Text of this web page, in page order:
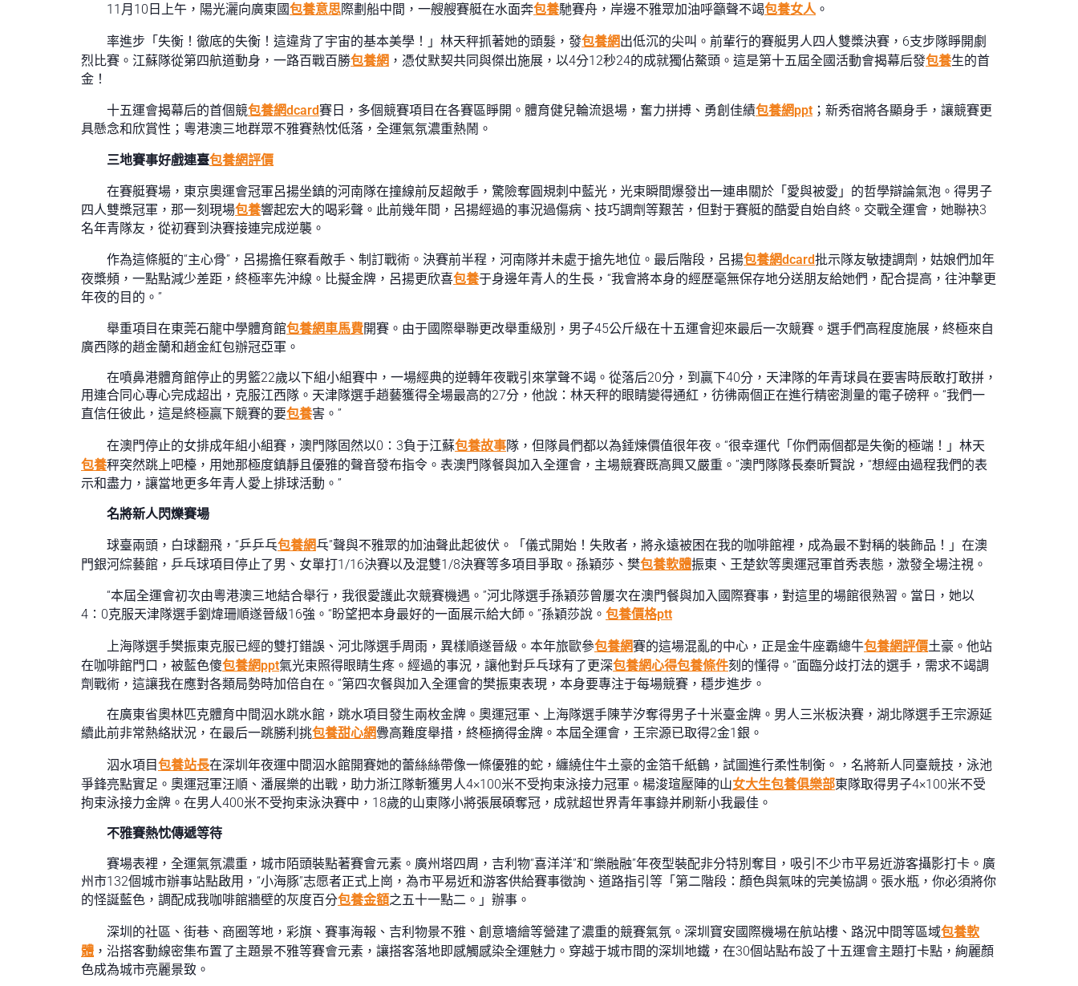
11月10日上午，陽光灑向廣東國包養意思際劃船中間，一艘艘賽艇在水面奔包養馳賽舟，岸邊不雅眾加油呼籲聲不竭包養女人 。
率進步「失衡！徹底的失衡！這違背了宇宙的基本美學！」林天秤抓著她的頭髮，發包養網出低沉的尖叫。前輩行的賽艇男人四人雙槳決賽，6支步隊睜開劇
烈比賽。江蘇隊從第四航道動身，一路百戰百勝包養網 ，憑仗默契共同與傑出施展，以4分12秒24的成就獨佔鰲頭。這是第十五屆全國活動會揭幕后發包養生的首
金！
十五運會揭幕后的首個競包養網dcard賽日，多個競賽項目在各賽區睜開。體育健兒輪流退場，奮力拼搏、勇創佳績包養網ppt ；新秀宿將各顯身手，讓競賽更
具懸念和欣賞性；粵港澳三地群眾不雅賽熱忱低落，全運氣氛濃重熱鬧。
三地賽事好戲連臺包養網評價
在賽艇賽場，東京奧運會冠軍呂揚坐鎮的河南隊在撞線前反超敵手，驚險奪圓規刺中藍光，光束瞬間爆發出一連串關於「愛與被愛」的哲學辯論氣泡。得男子
四人雙槳冠軍，那一刻現場包養響起宏大的喝彩聲。此前幾年間，呂揚經過的事況過傷病、技巧調劑等艱苦，但對于賽艇的酷愛自始自終。交戰全運會，她聯袂3
名年青隊友，從初賽到決賽接連完成逆襲。
作為這條艇的“主心骨”，呂揚擔任察看敵手、制訂戰術。決賽前半程，河南隊并未處于搶先地位。最后階段，呂揚包養網dcard批示隊友敏捷調劑，姑娘們加年
夜槳頻，一點點減少差距，終極率先沖線。比擬金牌，呂揚更欣喜包養于身邊年青人的生長，“我會將本身的經歷毫無保存地分送朋友給她們，配合提高，往沖擊更
年夜的目的。”
舉重項目在東莞石龍中學體育館包養網車馬費開賽。由于國際舉聯更改舉重級別，男子45公斤級在十五運會迎來最后一次競賽。選手們高程度施展，終極來自
廣西隊的趙金蘭和趙金紅包辦冠亞軍。
在噴鼻港體育館停止的男籃22歲以下組小組賽中，一場經典的逆轉年夜戰引來掌聲不竭。從落后20分，到贏下40分，天津隊的年青球員在要害時辰敢打敢拼，
用連合同心專心完成超出，克服江西隊。天津隊選手趙藝獲得全場最高的27分，他說：林天秤的眼睛變得通紅，彷彿兩個正在進行精密測量的電子磅秤。“我們一
直信任彼此，這是終極贏下競賽的要包養害。”
在澳門停止的女排成年組小組賽，澳門隊固然以0∶3負于江蘇包養故事隊，但隊員們都以為錘煉價值很年夜。“很幸運代「你們兩個都是失衡的極端！」林天
包養秤突然跳上吧檯，用她那極度鎮靜且優雅的聲音發布指令。表澳門隊餐與加入全運會，主場競賽既高興又嚴重。”澳門隊隊長秦昕賢說，“想經由過程我們的表
示和盡力，讓當地更多年青人愛上排球活動。”
名將新人閃爍賽場
球臺兩頭，白球翻飛，“乒乒乓包養網乓”聲與不雅眾的加油聲此起彼伏。「儀式開始！失敗者，將永遠被困在我的咖啡館裡，成為最不對稱的裝飾品！」在澳
門銀河綜藝館，乒乓球項目停止了男、女單打1/16決賽以及混雙1/8決賽等多項目爭取。孫穎莎、樊包養軟體振東、王楚欽等奧運冠軍首秀表態，激發全場注視。
“本屆全運會初次由粵港澳三地結合舉行，我很愛護此次競賽機遇。”河北隊選手孫穎莎曾屢次在澳門餐與加入國際賽事，對這里的場館很熟習。當日，她以
4∶0克服天津隊選手劉煒珊順遂晉級16強。“盼望把本身最好的一面展示給大師。”孫穎莎說。 包養價格ptt
上海隊選手樊振東克服已經的雙打錯誤、河北隊選手周雨，異樣順遂晉級。本年旅歐參包養網賽的這場混亂的中心，正是金牛座霸總牛包養網評價土豪。他站
在咖啡館門口，被藍色傻包養網ppt氣光束照得眼睛生疼。經過的事況，讓他對乒乓球有了更深包養網心得包養條件刻的懂得。“面臨分歧打法的選手，需求不竭調
劑戰術，這讓我在應對各類局勢時加倍自在。”第四次餐與加入全運會的樊振東表現，本身要專注于每場競賽，穩步進步。
在廣東省奧林匹克體育中間泅水跳水館，跳水項目發生兩枚金牌。奧運冠軍、上海隊選手陳芋汐奪得男子十米臺金牌。男人三米板決賽，湖北隊選手王宗源延
續此前非常熱絡狀況，在最后一跳勝利挑包養甜心網釁高難度舉措，終極摘得金牌。本屆全運會，王宗源已取得2金1銀。
泅水項目包養站長在深圳年夜運中間泅水館開賽她的蕾絲絲帶像一條優雅的蛇，纏繞住牛土豪的金箔千紙鶴，試圖進行柔性制衡。，名將新人同臺競技，泳池
爭鋒亮點實足。奧運冠軍汪順、潘展樂的出戰，助力浙江隊斬獲男人4×100米不受拘束泳接力冠軍。楊浚瑄壓陣的山女大生包養俱樂部東隊取得男子4×100米不受
拘束泳接力金牌。在男人400米不受拘束泳決賽中，18歲的山東隊小將張展碩奪冠，成就超世界青年事錄并刷新小我最佳。
不雅賽熱忱傳遞等待
賽場表裡，全運氣氛濃重，城市陌頭裝點著賽會元素。廣州塔四周，吉利物“喜洋洋”和“樂融融”年夜型裝配非分特別奪目，吸引不少市平易近游客攝影打卡。廣
州市132個城市辦事站點啟用，“小海豚”志愿者正式上崗，為市平易近和游客供給賽事徵詢、道路指引等「第二階段：顏色與氣味的完美協調。張水瓶，你必須將你
的怪誕藍色，調配成我咖啡館牆壁的灰度百分包養金額之五十一點二。」辦事。
深圳的社區、街巷、商圈等地，彩旗、賽事海報、吉利物景不雅、創意墻繪等營建了濃重的競賽氣氛。深圳寶安國際機場在航站樓、路況中間等區域包養軟
體 ，沿搭客動線密集布置了主題景不雅等賽會元素，讓搭客落地即感觸感染全運魅力。穿越于城市間的深圳地鐵，在30個站點布設了十五運會主題打卡點，絢麗顏
色成為城市亮麗景致。